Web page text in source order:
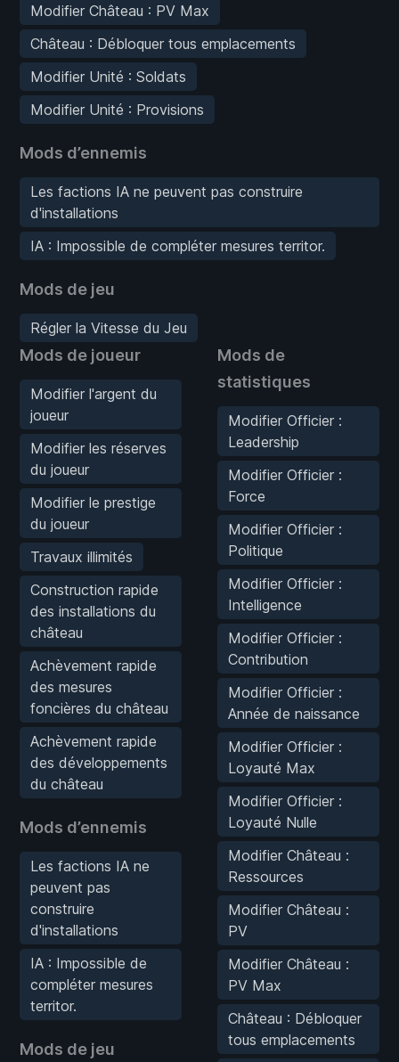
Modifier Château : PV Max
Château : Débloquer tous emplacements
Modifier Unité : Soldats
Modifier Unité : Provisions
Mods d’ennemis
Les factions IA ne peuvent pas construire
d'installations
IA : Impossible de compléter mesures territor.
Mods de jeu
Régler la Vitesse du Jeu
Mods de joueur
Modifier l'argent du
joueur
Modifier les réserves
du joueur
Modifier le prestige
du joueur
Travaux illimités
Construction rapide
des installations du
château
Achèvement rapide
des mesures
foncières du château
Achèvement rapide
des développements
du château
Mods d’ennemis
Les factions IA ne
peuvent pas
construire
d'installations
IA : Impossible de
compléter mesures
territor.
Mods de jeu
Mods de
statistiques
Modifier Officier :
Leadership
Modifier Officier :
Force
Modifier Officier :
Politique
Modifier Officier :
Intelligence
Modifier Officier :
Contribution
Modifier Officier :
Année de naissance
Modifier Officier :
Loyauté Max
Modifier Officier :
Loyauté Nulle
Modifier Château :
Ressources
Modifier Château :
PV
Modifier Château :
PV Max
Château : Débloquer
tous emplacements